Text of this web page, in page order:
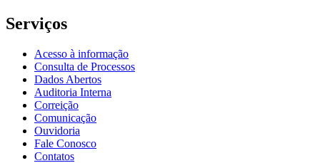
Serviços
Acesso à informação
Consulta de Processos
Dados Abertos
Auditoria Interna
Correição
Comunicação
Ouvidoria
Fale Conosco
Contatos